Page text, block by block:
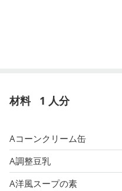
材料 1 人分
Aコーンクリーム缶
A調整豆乳
A洋風スープの素